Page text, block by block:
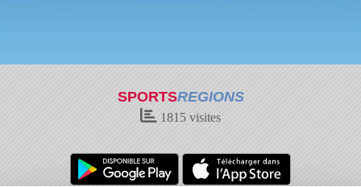
SPORTSREGIONS
1815 visites